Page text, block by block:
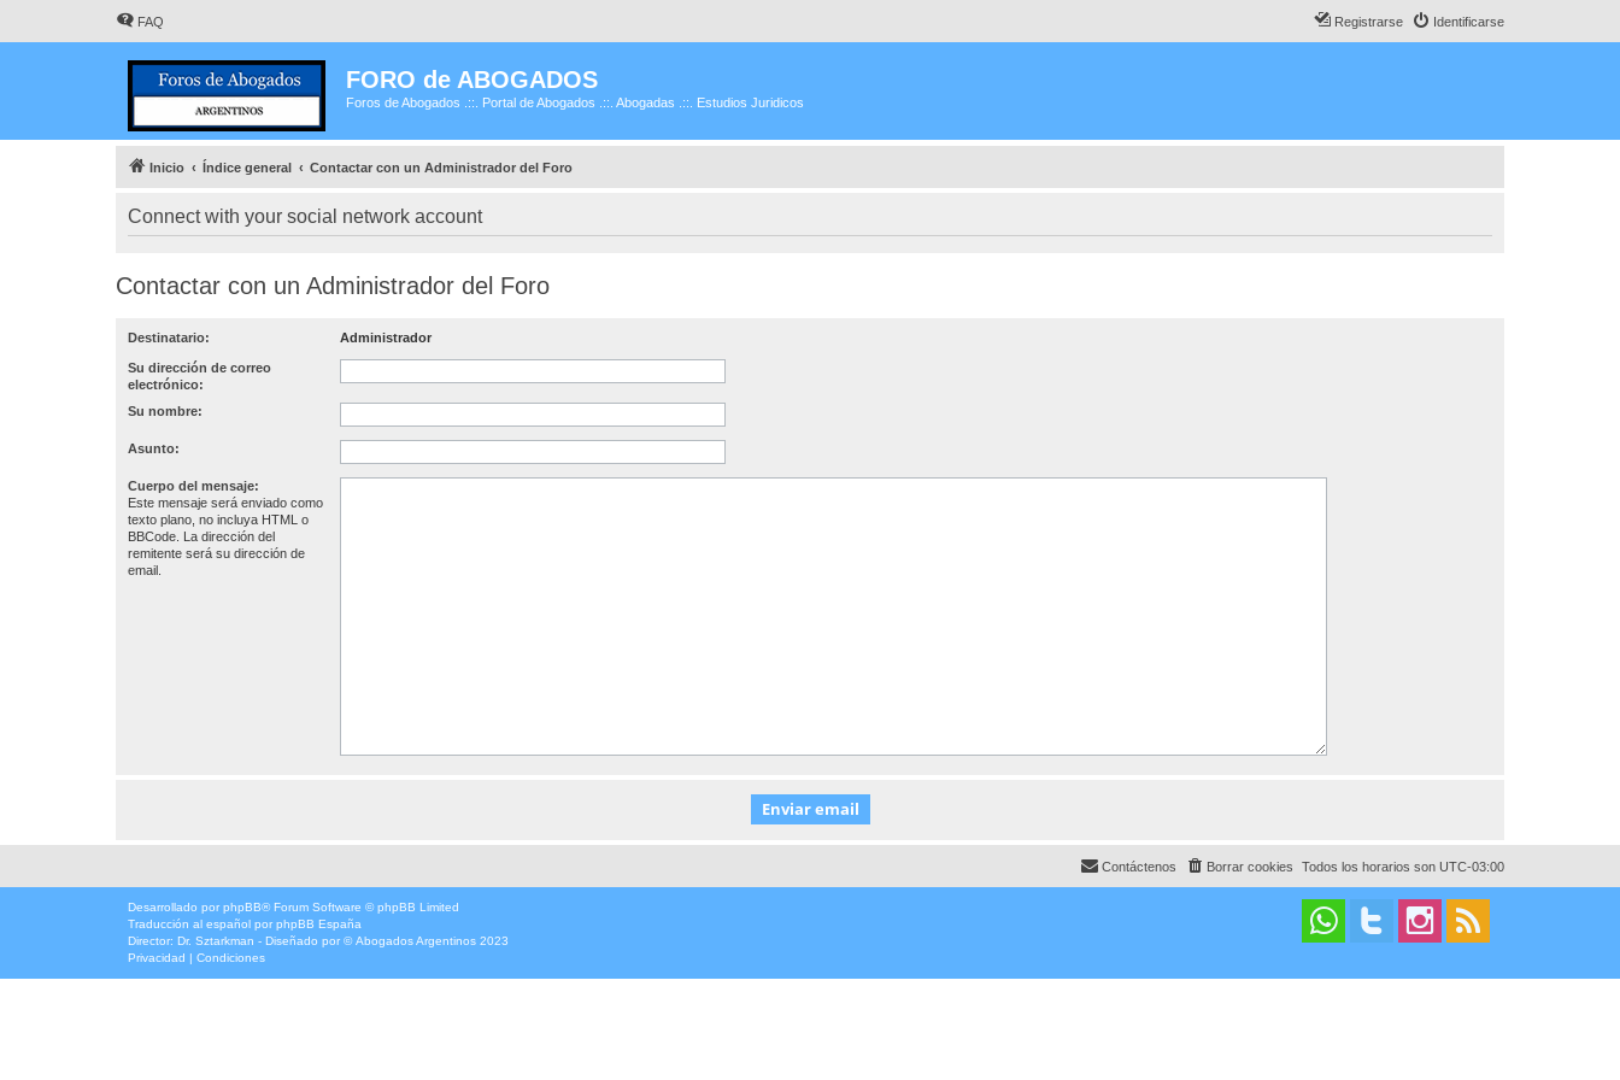
FAQ Identificarse
Registrarse
FORO de ABOGADOS
Foros de Abogados .::. Portal de Abogados .::. Abogadas .::. Estudios Juridicos
Inicio Índice general Contactar con un Administrador del Foro
Connect with your social network account
Contactar con un Administrador del Foro
Destinatario: Administrador
Su dirección de correo
electrónico:
Su nombre:
Asunto:
Cuerpo del mensaje:
Este mensaje será enviado como
texto plano, no incluya HTML o
BBCode. La dirección del
remitente será su dirección de
email.
Todos los horarios son UTC-03:00
Borrar cookies
Contáctenos
Desarrollado por phpBB® Forum Software © phpBB Limited
Traducción al español por phpBB España
Director: Dr. Sztarkman - Diseñado por ©Abogados Argentinos 2023
Privacidad | Condiciones